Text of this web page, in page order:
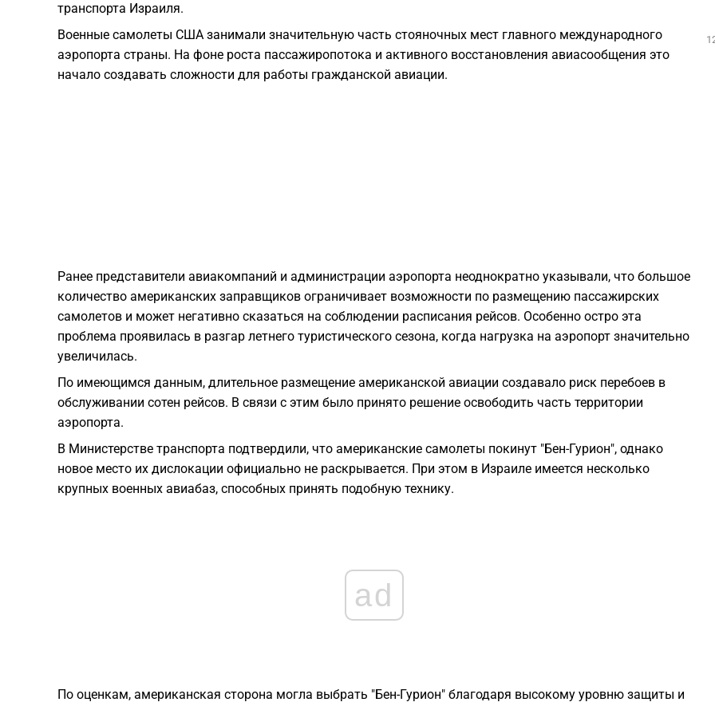
транспорта Израиля.
Военные самолеты США занимали значительную часть стояночных мест главного международного
аэропорта страны. На фоне роста пассажиропотока и активного восстановления авиасообщения это
начало создавать сложности для работы гражданской авиации.
Ранее представители авиакомпаний и администрации аэропорта неоднократно указывали, что большое
количество американских заправщиков ограничивает возможности по размещению пассажирских
самолетов и может негативно сказаться на соблюдении расписания рейсов. Особенно остро эта
проблема проявилась в разгар летнего туристического сезона, когда нагрузка на аэропорт значительно
увеличилась.
По имеющимся данным, длительное размещение американской авиации создавало риск перебоев в
обслуживании сотен рейсов. В связи с этим было принято решение освободить часть территории
аэропорта.
В Министерстве транспорта подтвердили, что американские самолеты покинут "Бен-Гурион", однако
новое место их дислокации официально не раскрывается. При этом в Израиле имеется несколько
крупных военных авиабаз, способных принять подобную технику.
ad
По оценкам, американская сторона могла выбрать "Бен-Гурион" благодаря высокому уровню защиты и